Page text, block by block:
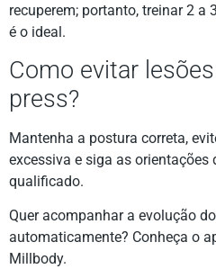
recuperem; portanto, treinar 2 a
é o ideal.
Como evitar
press?
Mantenha a postura correta,
excessiva e siga as orientações
qualificado.
Quer acompanhar a evolução
automaticamente? Conheça o
Millbody.